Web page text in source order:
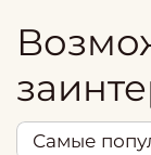
Самые